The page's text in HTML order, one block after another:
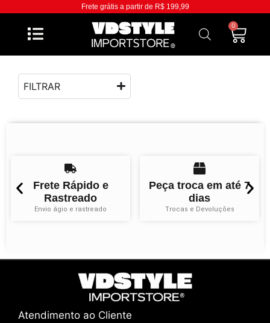
Frete grátis a partir de R$ 199,99
0
FILTRAR
Frete Rápido e
Rastreado
Envio ágio e rastreado
Peça troca em até 7
dias
Trocas e Devoluções
Atendimento ao Cliente